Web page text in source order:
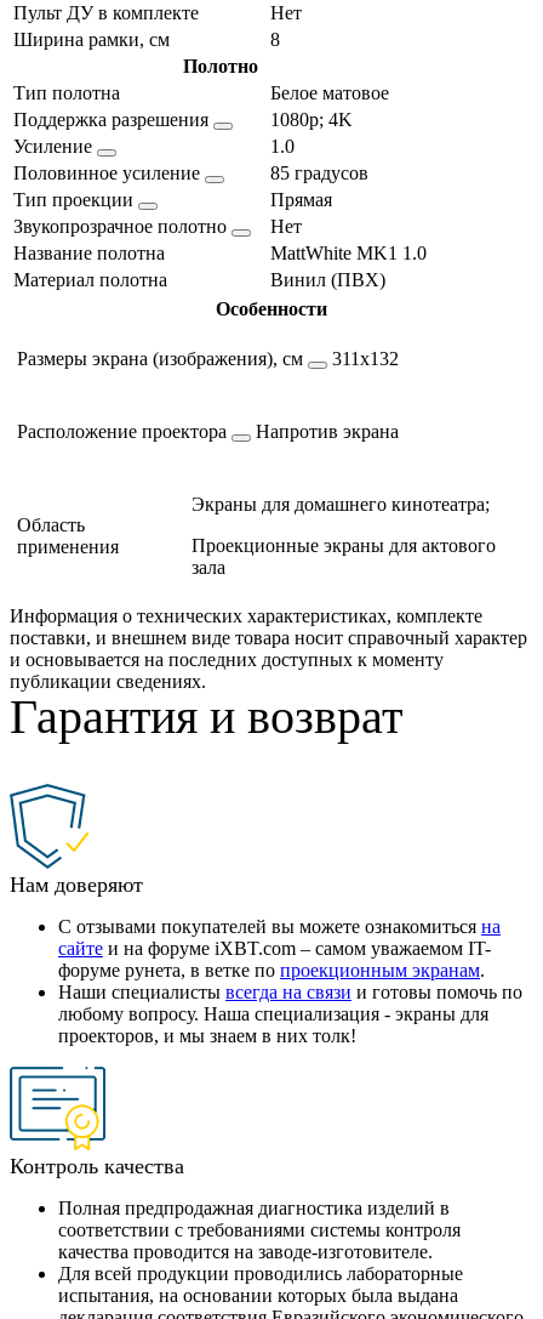
Пульт ДУ в комплекте
Нет
Ширина рамки, см
8
Полотно
Тип полотна
Белое матовое
Поддержка разрешения
1080p; 4K
Усиление
1.0
Половинное усиление
85 градусов
Тип проекции
Прямая
Звукопрозрачное полотно
Нет
Название полотна
MattWhite MK1 1.0
Материал полотна
Винил (ПВХ)
Особенности
Размеры экрана (изображения), см 311х132
Расположение проектора Напротив экрана
Область
применения
Экраны для домашнего кинотеатра;
Проекционные экраны для актового
зала
Информация о технических характеристиках, комплекте
поставки, и внешнем виде товара носит справочный характер
и основывается на последних доступных к моменту
публикации сведениях.
Гарантия и возврат
Нам доверяют
С отзывами покупателей вы можете ознакомиться на
сайте и на форуме iXBT.com – самом уважаемом IT-
форуме рунета, в ветке по проекционным экранам.
Наши специалисты всегда на связи и готовы помочь по
любому вопросу. Наша специализация - экраны для
проекторов, и мы знаем в них толк!
Контроль качества
Полная предпродажная диагностика изделий в
соответствии с требованиями системы контроля
качества проводится на заводе-изготовителе.
Для всей продукции проводились лабораторные
испытания, на основании которых была выдана